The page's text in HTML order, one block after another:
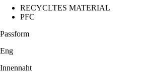
RECYCLTES MATERIAL
PFC
Passform
Eng
Innennaht